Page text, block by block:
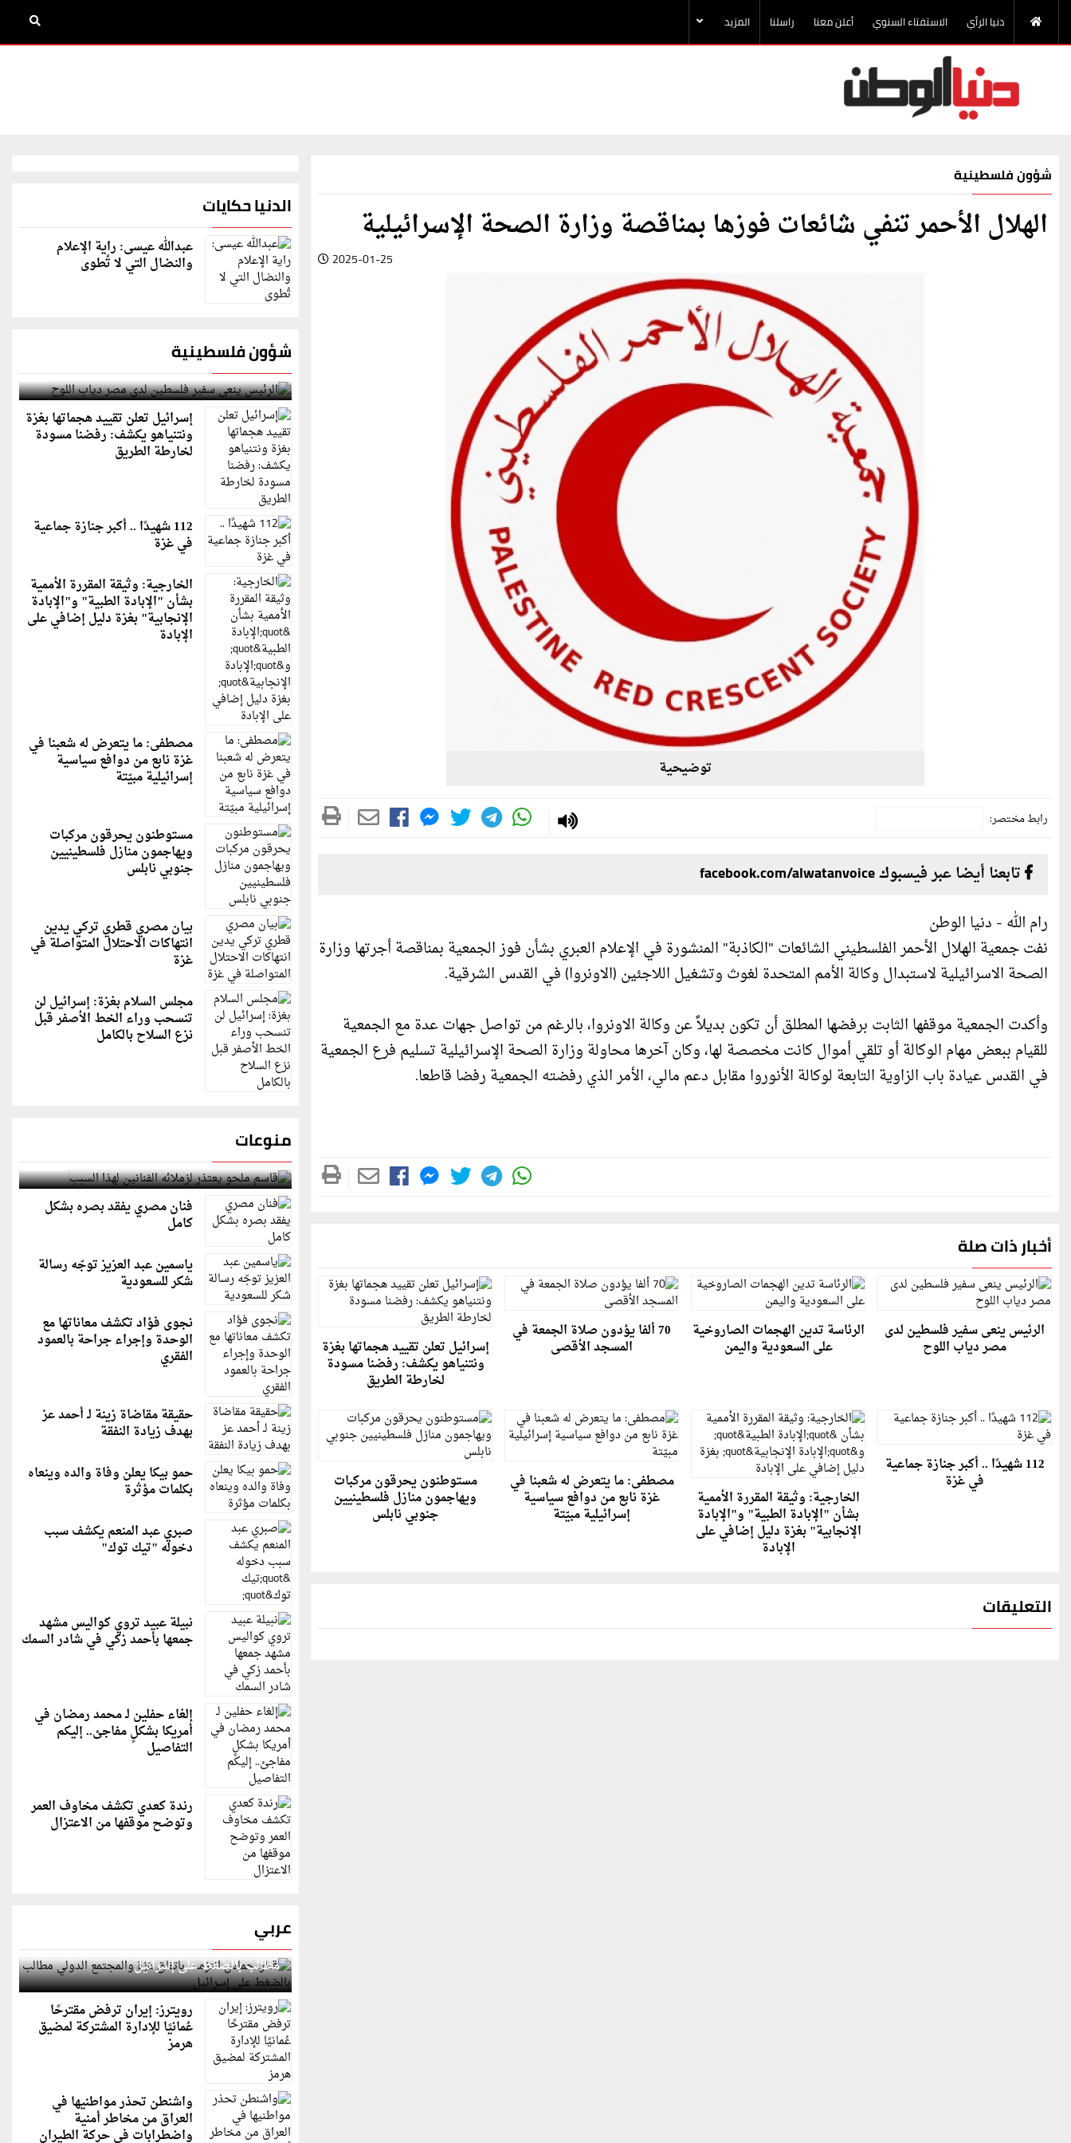
دنيا الرأي الاستفتاء السنوي أعلن معنا راسلنا المزيد
شؤون فلسطينية
الهلال الأحمر تنفي شائعات فوزها بمناقصة وزارة الصحة الإسرائيلية
2025-01-25
توضيحية
رابط مختصر:
تابعنا أيضا عبر فيسبوك facebook.com/alwatanvoice
رام الله - دنيا الوطن
نفت جمعية الهلال الأحمر الفلسطيني الشائعات "الكاذبة" المنشورة في الإعلام العبري بشأن فوز الجمعية بمناقصة أجرتها وزارة
الصحة الاسرائيلية لاستبدال وكالة الأمم المتحدة لغوث وتشغيل اللاجئين (الاونروا) في القدس الشرقية.
وأكدت الجمعية موقفها الثابت برفضها المطلق أن تكون بديلاً عن وكالة الاونروا، بالرغم من تواصل جهات عدة مع الجمعية
للقيام ببعض مهام الوكالة أو تلقي أموال كانت مخصصة لها، وكان آخرها محاولة وزارة الصحة الإسرائيلية تسليم فرع الجمعية
في القدس عيادة باب الزاوية التابعة لوكالة الأنوروا مقابل دعم مالي، الأمر الذي رفضته الجمعية رفضا قاطعا.
أخبار ذات صلة
الرئيس ينعى سفير فلسطين لدى
مصر دياب اللوح
الرئاسة تدين الهجمات الصاروخية
على السعودية واليمن
70 ألفا يؤدون صلاة الجمعة في
المسجد الأقصى إسرائيل تعلن تقييد هجماتها بغزة
ونتنياهو يكشف: رفضنا مسودة
لخارطة الطريق
112 شهيدًا .. أكبر جنازة جماعية
في غزة
الخارجية: وثيقة المقررة الأممية
بشأن "الإبادة الطبية" و"الإبادة
الإنجابية" بغزة دليل إضافي على
الإبادة
مصطفى: ما يتعرض له شعبنا في
غزة نابع من دوافع سياسية
إسرائيلية مبيّتة
مستوطنون يحرقون مركبات
ويهاجمون منازل فلسطينيين
جنوبي نابلس
التعليقات
الدنيا حكايات
عبدالله عيسى: راية الإعلام
والنضال التي لا تُطوى
شؤون فلسطينية
الرئيس ينعى سفير فلسطين لدى مصر دياب اللوح
إسرائيل تعلن تقييد هجماتها بغزة
ونتنياهو يكشف: رفضنا مسودة
لخارطة الطريق
112 شهيدًا .. أكبر جنازة جماعية
في غزة
الخارجية: وثيقة المقررة الأممية
بشأن "الإبادة الطبية" و"الإبادة
الإنجابية" بغزة دليل إضافي على
الإبادة
مصطفى: ما يتعرض له شعبنا في
غزة نابع من دوافع سياسية
إسرائيلية مبيّتة
مستوطنون يحرقون مركبات
ويهاجمون منازل فلسطينيين
جنوبي نابلس
بيان مصري قطري تركي يدين
انتهاكات الاحتلال المتواصلة في
غزة
مجلس السلام بغزة: إسرائيل لن
تنسحب وراء الخط الأصفر قبل
نزع السلاح بالكامل
منوعات
قاسم ملحو يعتذر لزملائه الفنانين لهذا السبب
فنان مصري يفقد بصره بشكل
كامل
ياسمين عبد العزيز توجّه رسالة
شكر للسعودية
نجوى فؤاد تكشف معاناتها مع
الوحدة وإجراء جراحة بالعمود
الفقري
حقيقة مقاضاة زينة لـ أحمد عز
بهدف زيادة النفقة
حمو بيكا يعلن وفاة والده وينعاه
بكلمات مؤثرة
صبري عبد المنعم يكشف سبب
دخوله "تيك توك"
نبيلة عبيد تروي كواليس مشهد
جمعها بأحمد زكي في شادر السمك
إلغاء حفلين لـ محمد رمضان في
أمريكا بشكلٍ مفاجئ.. إليكم
التفاصيل
رندة كعدي تكشف مخاوف العمر
وتوضح موقفها من الاعتزال
عربي
قطر: حماس التزمت باتفاق غزة والمجتمع الدولي
مطالب بالضغط على إسرائيل
رويترز: إيران ترفض مقترحًا
عُمانيًا للإدارة المشتركة لمضيق
هرمز
واشنطن تحذر مواطنيها في
العراق من مخاطر أمنية
واضطرابات في حركة الطيران